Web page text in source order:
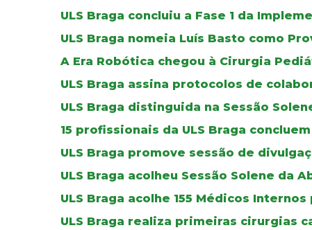
ULS Braga concluiu a Fase 1 da
ULS Braga nomeia Luís Basto como
A Era Robótica chegou à Cirurgia
ULS Braga assina protocolos de
ULS Braga distinguida na Sessão
15 profissionais da ULS Braga
ULS Braga promove sessão de
ULS Braga acolheu Sessão Solene da
ULS Braga acolhe 155 Médicos
ULS Braga realiza primeiras cirurgias